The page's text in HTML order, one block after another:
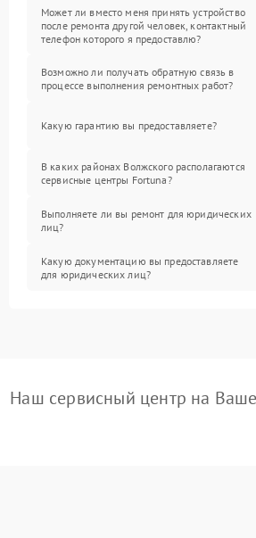
Может ли вместо меня принять устройство
после ремонта другой человек, контактный
телефон которого я предоставлю?
Возможно ли получать обратную связь в
процессе выполнения ремонтных работ?
Какую гарантию вы предоставляете?
В каких районах Волжского располагаются
сервисные центры Fortuna?
Выполняете ли вы ремонт для юридических
лиц?
Какую документацию вы предоставляете
для юридических лиц?
Наш сервисный центр на